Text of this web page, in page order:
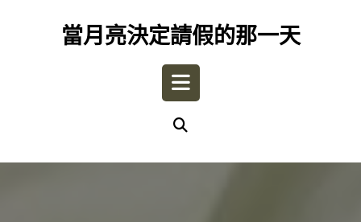
當月亮決定請假的那一天
Open